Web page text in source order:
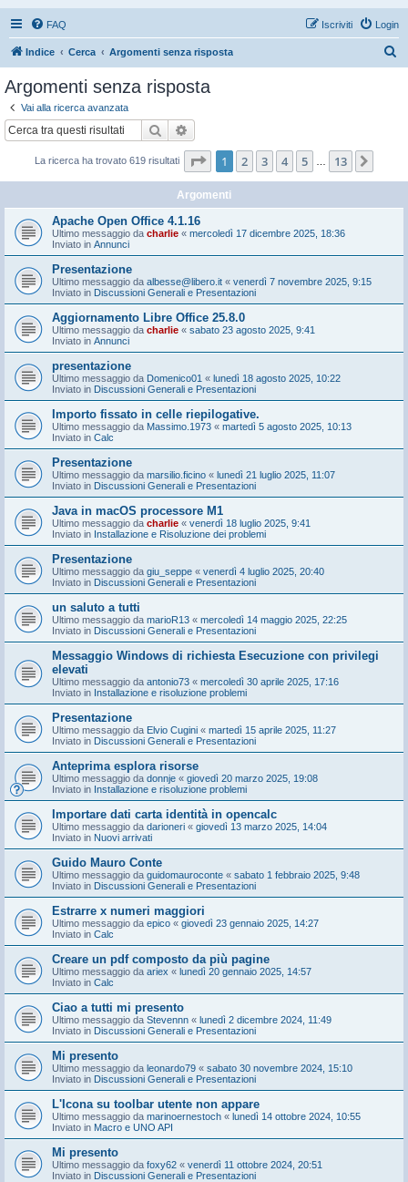
FAQ Login
Iscriviti
Indice Cerca Argomenti senza risposta
Argomenti senza risposta
Vai alla ricerca avanzata
Cerca
La ricerca ha trovato 619 risultati Pagina di 13
1 2 3 4 5 13
Argomenti
Apache Open Office 4.1.16
Ultimo messaggio da charlie « mercoledì 17 dicembre 2025, 18:36
Inviato in Annunci
Presentazione
Ultimo messaggio da albesse@libero.it « venerdì 7 novembre 2025, 9:15
Inviato in Discussioni Generali e Presentazioni
Aggiornamento Libre Office 25.8.0
Ultimo messaggio da charlie « sabato 23 agosto 2025, 9:41
Inviato in Annunci
presentazione
Ultimo messaggio da Domenico01 « lunedì 18 agosto 2025, 10:22
Inviato in Discussioni Generali e Presentazioni
Importo fissato in celle riepilogative.
Ultimo messaggio da Massimo.1973 « martedì 5 agosto 2025, 10:13
Inviato in Calc
Presentazione
Ultimo messaggio da marsilio.ficino « lunedì 21 luglio 2025, 11:07
Inviato in Discussioni Generali e Presentazioni
Java in macOS processore M1
Ultimo messaggio da charlie « venerdì 18 luglio 2025, 9:41
Inviato in Installazione e Risoluzione dei problemi
Presentazione
Ultimo messaggio da giu_seppe « venerdì 4 luglio 2025, 20:40
Inviato in Discussioni Generali e Presentazioni
un saluto a tutti
Ultimo messaggio da marioR13 « mercoledì 14 maggio 2025, 22:25
Inviato in Discussioni Generali e Presentazioni
Messaggio Windows di richiesta Esecuzione con privilegi
elevati
Ultimo messaggio da antonio73 « mercoledì 30 aprile 2025, 17:16
Inviato in Installazione e risoluzione problemi
Presentazione
Ultimo messaggio da Elvio Cugini « martedì 15 aprile 2025, 11:27
Inviato in Discussioni Generali e Presentazioni
Anteprima esplora risorse
Ultimo messaggio da donnje « giovedì 20 marzo 2025, 19:08
Inviato in Installazione e risoluzione problemi
Importare dati carta identità in opencalc
Ultimo messaggio da darioneri « giovedì 13 marzo 2025, 14:04
Inviato in Nuovi arrivati
Guido Mauro Conte
Ultimo messaggio da guidomauroconte « sabato 1 febbraio 2025, 9:48
Inviato in Discussioni Generali e Presentazioni
Estrarre x numeri maggiori
Ultimo messaggio da epico « giovedì 23 gennaio 2025, 14:27
Inviato in Calc
Creare un pdf composto da più pagine
Ultimo messaggio da ariex « lunedì 20 gennaio 2025, 14:57
Inviato in Calc
Ciao a tutti mi presento
Ultimo messaggio da Stevennn « lunedì 2 dicembre 2024, 11:49
Inviato in Discussioni Generali e Presentazioni
Mi presento
Ultimo messaggio da leonardo79 « sabato 30 novembre 2024, 15:10
Inviato in Discussioni Generali e Presentazioni
L'Icona su toolbar utente non appare
Ultimo messaggio da marinoernestoch « lunedì 14 ottobre 2024, 10:55
Inviato in Macro e UNO API
Mi presento
Ultimo messaggio da foxy62 « venerdì 11 ottobre 2024, 20:51
Inviato in Discussioni Generali e Presentazioni